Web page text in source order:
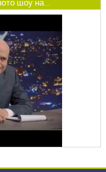
шоу на...